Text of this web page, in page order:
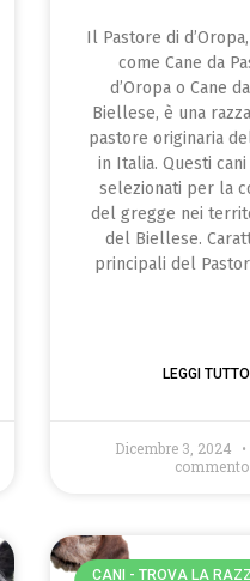
Il Pastore di
come Cane da
d’Oropa o Cane
Biellese, è una
pastore originaria
in Italia. Questi
selezionati per la
del gregge nei
del Biellese.
principali del
LEGGI
Dicembre 3, 2024
commento
CANI - TROVA LA